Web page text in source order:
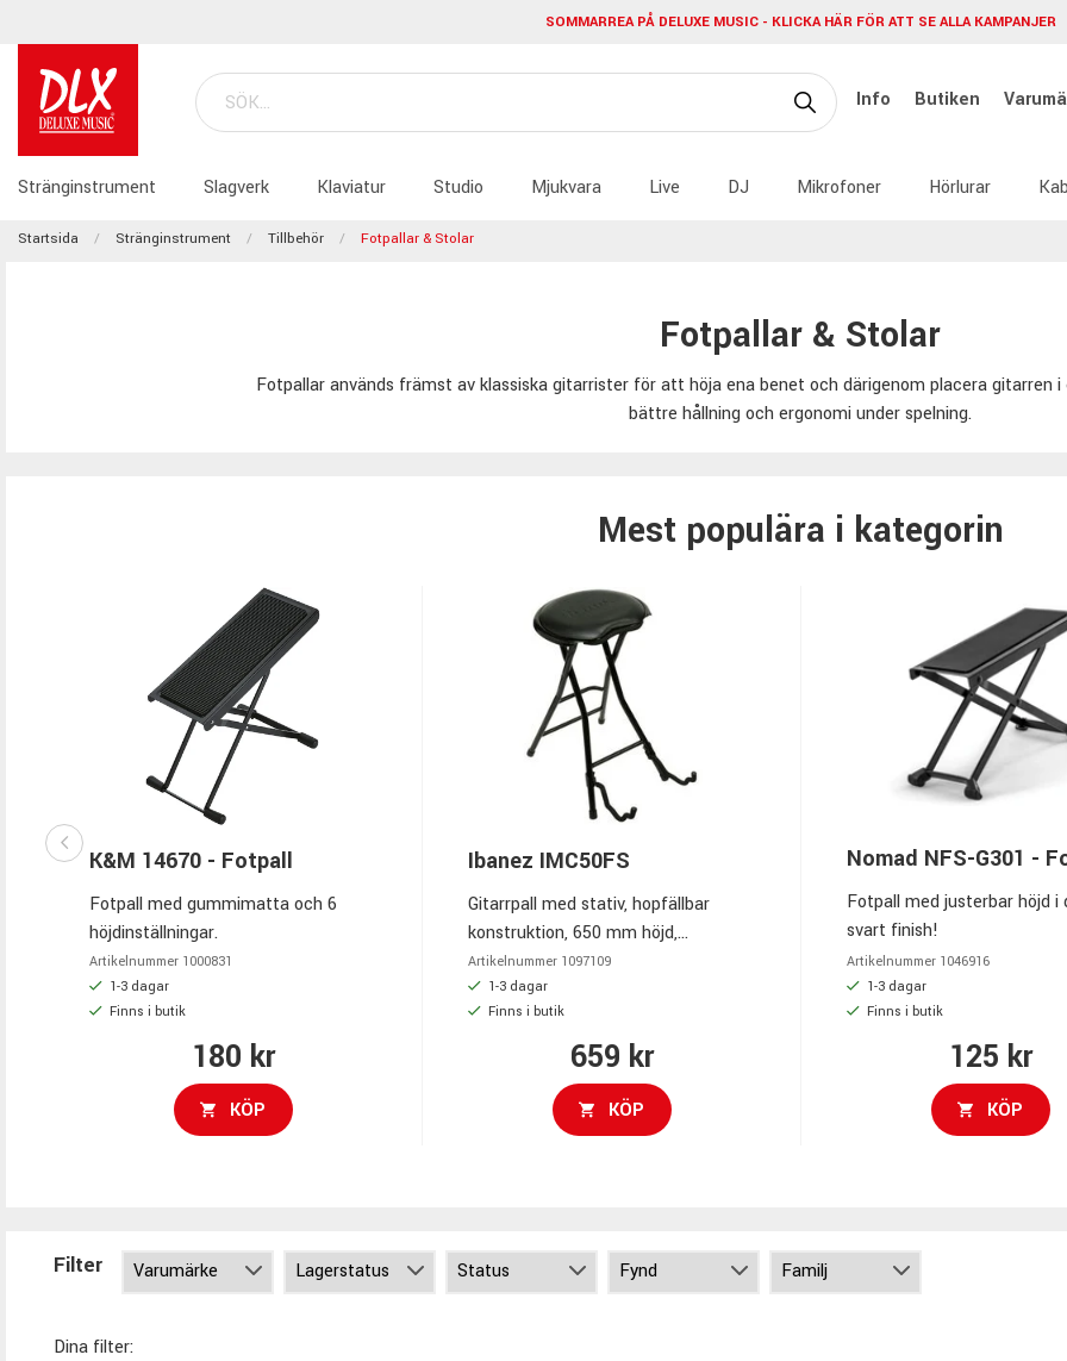
SOMMARREA PÅ DELUXE MUSIC - KLICKA HÄR FÖR ATT SE ALLA KAMPANJER
Info Butiken
Stränginstrument Slagverk Klaviatur Studio Mjukvara Live DJ Mikrofoner Hörlurar
Startsida Stränginstrument Tillbehör Fotpallar & Stolar
Fotpallar & Stolar
Fotpallar används främst av klassiska gitarrister för att höja ena benet och därigenom placera gitarren
bättre hållning och ergonomi under spelning.
Mest populära i kategorin
K&M 14670 - Fotpall
Fotpall med gummimatta och 6
höjdinställningar.
Artikelnummer 1000831
1-3 dagar
Finns i butik
180 kr
KÖP
Ibanez IMC50FS
Gitarrpall med stativ, hopfällbar
konstruktion, 650 mm höjd,
integrerat gitarrställ, kompatibel
med elgitarr akustisk gitarr bas
Artikelnummer 1097109
1-3 dagar
Finns i butik
659 kr
KÖP
Nomad NFS-G301 -
Fotpall med justerbar höjd i
svart finish!
Artikelnummer 1046916
1-3 dagar
Finns i butik
125 kr
KÖP
Filter
Dina filter: